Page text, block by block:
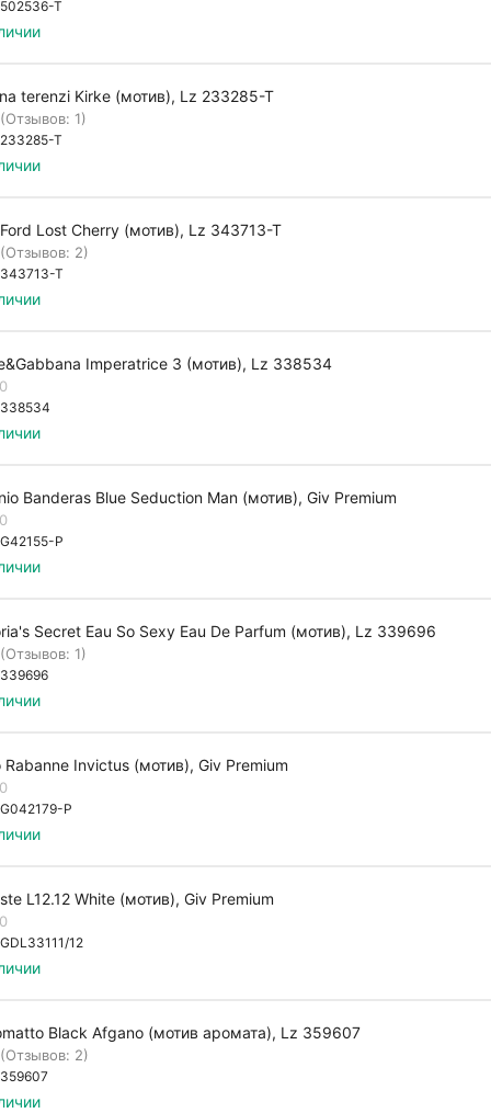
502536-T
terenzi Kirke (мотив), Lz 233285-T
(Отзывов: 1)
233285-T
Lost Cherry (мотив), Lz 343713-T
(Отзывов: 2)
343713-T
Imperatrice 3 (мотив), Lz 338534
338534
Banderas Blue Seduction Man (мотив), Giv Premium
G42155-P
Secret Eau So Sexy Eau De Parfum (мотив), Lz 339696
(Отзывов: 1)
339696
Rabanne Invictus (мотив), Giv Premium
G042179-P
L12.12 White (мотив), Giv Premium
GDL33111/12
Black Afgano (мотив аромата), Lz 359607
(Отзывов: 2)
359607